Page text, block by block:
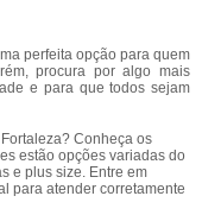
perfeita opção para quem
procura por algo mais
e para que todos sejam
Conheça os
estão opções variadas do
e plus size. Entre em
para atender corretamente